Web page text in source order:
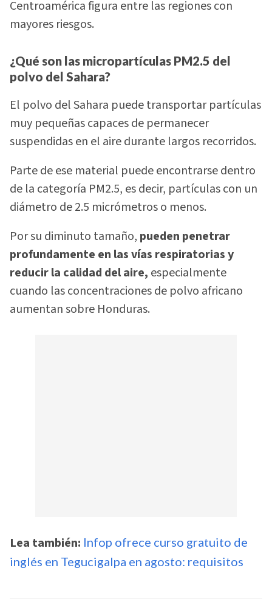
Centroamérica figura entre las regiones con
mayores riesgos.
¿Qué son las micropartículas PM2.5 del
polvo del Sahara?
El polvo del Sahara puede transportar partículas
muy pequeñas capaces de permanecer
suspendidas en el aire durante largos recorridos.
Parte de ese material puede encontrarse dentro
de la categoría PM2.5, es decir, partículas con un
diámetro de 2.5 micrómetros o menos.
Por su diminuto tamaño, pueden penetrar
profundamente en las vías respiratorias y
reducir la calidad del aire, especialmente
cuando las concentraciones de polvo africano
aumentan sobre Honduras.
Lea también: Infop ofrece curso gratuito de
inglés en Tegucigalpa en agosto: requisitos